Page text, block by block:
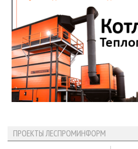
ПРОЕКТЫ ЛЕСПРОМИНФОРМ